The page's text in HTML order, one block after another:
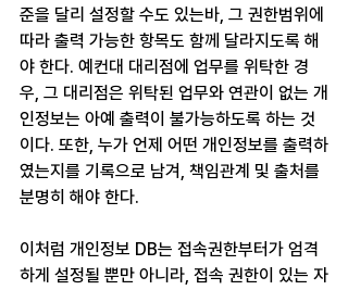
준을 달리 설정할 수도 있는바, 그 권한범위에
따라 출력 가능한 항목도 함께 달라지도록 해
야 한다. 예컨대 대리점에 업무를 위탁한 경
우, 그 대리점은 위탁된 업무와 연관이 없는 개
인정보는 아예 출력이 불가능하도록 하는 것
이다. 또한, 누가 언제 어떤 개인정보를 출력하
였는지를 기록으로 남겨, 책임관계 및 출처를
분명히 해야 한다.
이처럼 개인정보 DB는 접속권한부터가 엄격
하게 설정될 뿐만 아니라, 접속 권한이 있는 자